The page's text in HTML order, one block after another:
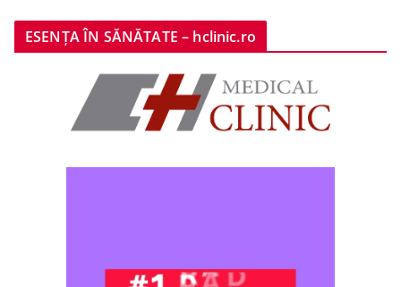
ESENȚA ÎN SĂNĂTATE – hclinic.ro